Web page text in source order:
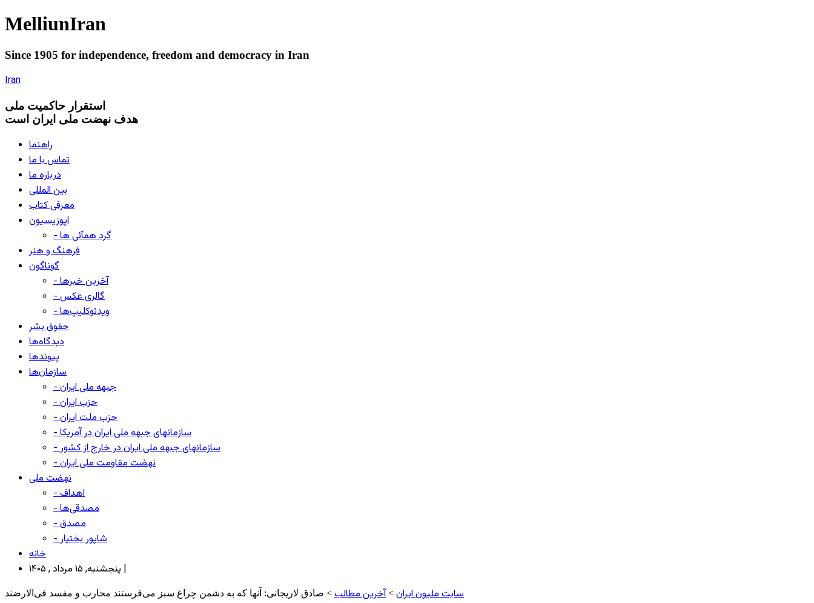
MelliunIran
Since 1905 for independence, freedom and democracy in Iran
Iran
استقرار حاکميت ملی
هدف نهضت ملی ایران است
راهنما
تماس با ما
درباره ما
بین المللی
معرفی کتاب
اپوزیسیون
- گرد همآئی ها
فرهنگ و هنر
گوناگون
- آخرین خبرها
- گالری عکس
- ویدئوکلیپ‌ها
حقوق بشر
دیدگاه‌ها
پیوندها
سازمان‌ها
- جبهه ملی ایران
- حزب ایران
- حزب ملت ایران
- سازمانهای جبهه ملی ایران در آمریکا
- سازمانهای جبهه ملی ایران در خارج از کشور
- نهضت مقاومت ملی ایران
نهضت ملی
- اهداف
- مصدقی‌ها
- مصدق
- شاپور بختیار
خانه
پنجشنبه, ۱۵ مرداد , ۱۴۰۵ |
سایت ملیون ایران >آخرین مطالب > صادق لاریجانی: آنها که به دشمن چراغ سبز می‌فرستند محارب و مفسد فی‌الارضند